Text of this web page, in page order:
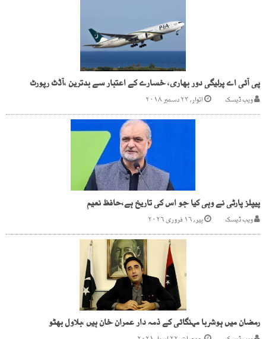
پی آئی اے پرلیگی دور بھاری، خسارے کے اعتبار سے بدترین ،آڈٹ رپورٹ
ویب ڈیسک اتوار, ۲۳ دسمبر ۲۰۱۸
پیپلز پارٹی نے وہی کیا جو اس کی تاریخ ہے،حافظ نعیم
ویب ڈیسک پیر, ۱۶ فروری ۲۰۲۶
رمضان میں ہوشربا مہنگائی کے ذمہ دار عمران خان ہیں ،بلاول بھٹو